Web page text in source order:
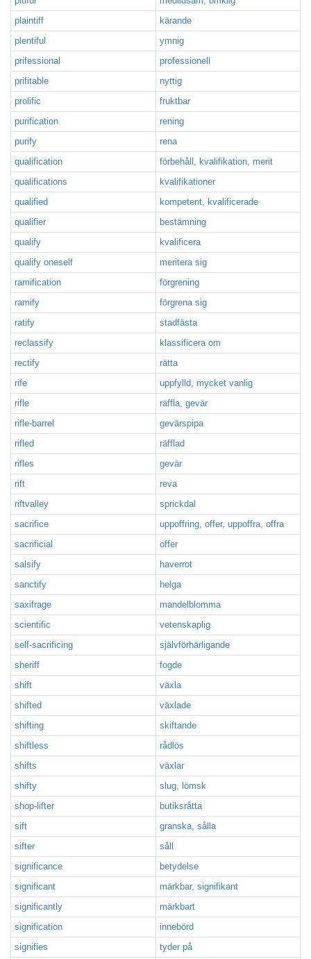
plaintiff
kärande
plentiful
ymnig
prifessional
professionell
prifitable
nyttig
prolific
fruktbar
purification
rening
purify
rena
qualification
förbehåll, kvalifikation, merit
qualifications
kvalifikationer
qualified
kompetent, kvalificerade
qualifier
bestämning
qualify
kvalificera
qualify oneself
meritera sig
ramification
förgrening
ramify
förgrena sig
ratify
stadfästa
reclassify
klassificera om
rectify
rätta
rife
uppfylld, mycket vanlig
rifle
räffla, gevär
rifle-barrel
gevärspipa
rifled
räfflad
rifles
gevär
rift
reva
riftvalley
sprickdal
sacrifice
uppoffring, offer, uppoffra, offra
sacrificial
offer
salsify
haverrot
sanctify
helga
saxifrage
mandelblomma
scientific
vetenskaplig
self-sacrificing
självförhärligande
sheriff
fogde
shift
växla
shifted
växlade
shifting
skiftande
shiftless
rådlös
shifts
växlar
shifty
slug, lömsk
shop-lifter
butiksråtta
sift
granska, sålla
sifter
såll
significance
betydelse
significant
märkbar, signifikant
significantly
märkbart
signification
innebörd
signifies
tyder på